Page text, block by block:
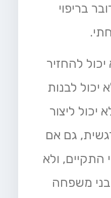
בריפוי
להחזיר
יכול לבנות
יכול ליצור
גם אם
ולא
משפחה